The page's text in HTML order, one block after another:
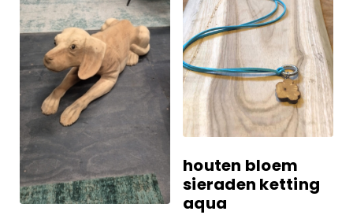
Interieur accessoires
Overig
Prijs
€6.00 € 110.00
houten bloem
sieraden ketting
aqua